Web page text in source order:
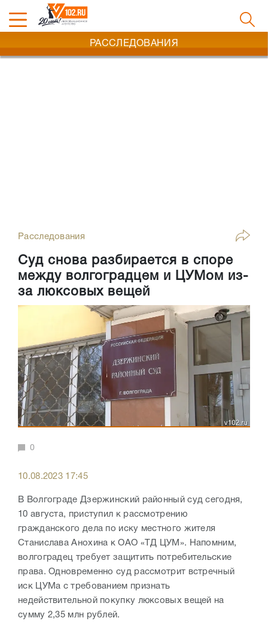
РАССЛЕДОВАНИЯ
Расследования
Суд снова разбирается в споре
между волгоградцем и ЦУМом из-
за люксовых вещей
0
10.08.2023 17:45
В Волгограде Дзержинский районный суд сегодня,
10 августа, приступил к рассмотрению
гражданского дела по иску местного жителя
Станислава Анохина к ОАО «ТД ЦУМ». Напомним,
волгоградец требует защитить потребительские
права. Одновременно суд рассмотрит встречный
иск ЦУМа с требованием признать
недействительной покупку люксовых вещей на
сумму 2,35 млн рублей.